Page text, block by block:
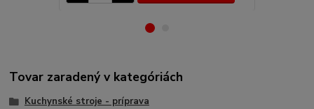
Tovar zaradený v kategóriách
Kuchynské stroje - príprava